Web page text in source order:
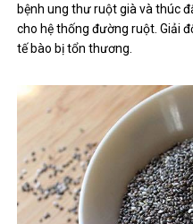
bệnh ung thư ruột già và thúc
cho hệ thống đường ruột. Giải
tế bào bị tổn thương.